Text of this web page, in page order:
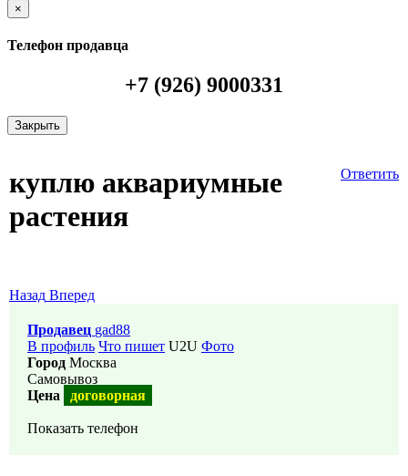
×
Телефон продавца
+7 (926) 9000331
Закрыть
Ответить
куплю аквариумные
растения
Назад Вперед
Продавец gad88
В профиль Что пишет U2U Фото
Город Москва
Самовывоз
Цена
договорная
Показать телефон